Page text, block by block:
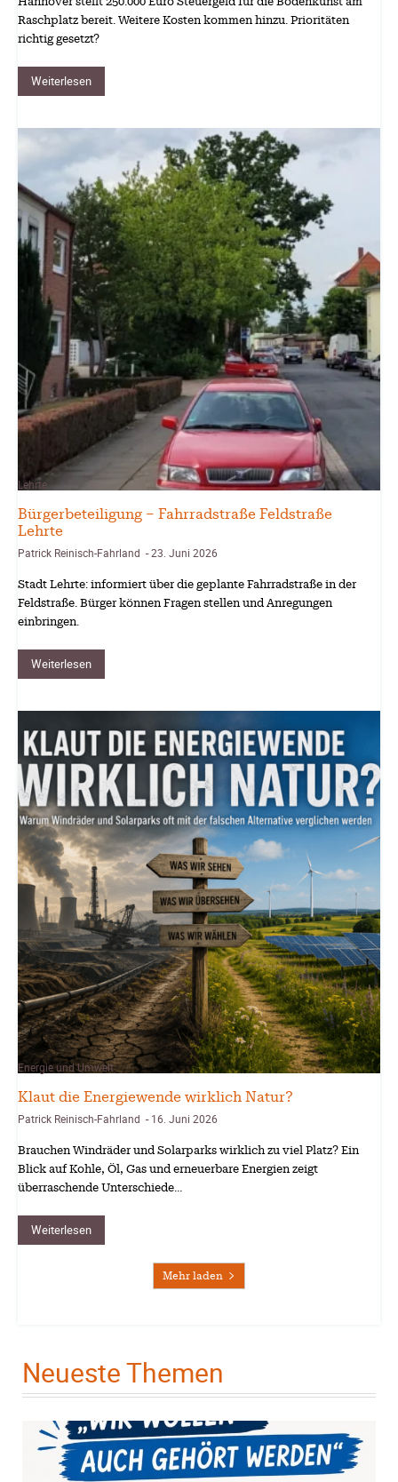
Hannover stellt 250.000 Euro Steuergeld für die Bodenkunst am
Raschplatz bereit. Weitere Kosten kommen hinzu. Prioritäten
richtig gesetzt?
Weiterlesen
Lehrte
Bürgerbeteiligung – Fahrradstraße Feldstraße
Lehrte
Patrick Reinisch-Fahrland -23. Juni 2026
Stadt Lehrte: informiert über die geplante Fahrradstraße in der
Feldstraße. Bürger können Fragen stellen und Anregungen
einbringen.
Weiterlesen
Energie und Umwelt
Klaut die Energiewende wirklich Natur?
Patrick Reinisch-Fahrland - 16. Juni 2026
Brauchen Windräder und Solarparks wirklich zu viel Platz? Ein
Blick auf Kohle, Öl, Gas und erneuerbare Energien zeigt
überraschende Unterschiede…
Weiterlesen
Mehr laden
Neueste Themen